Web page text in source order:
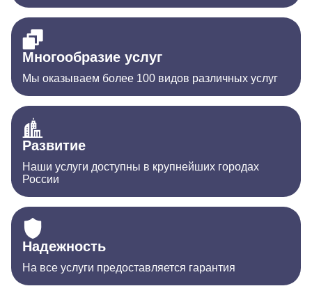
Многообразие услуг
Мы оказываем более 100 видов различных услуг
Развитие
Наши услуги доступны в крупнейших городах
России
Надежность
На все услуги предоставляется гарантия